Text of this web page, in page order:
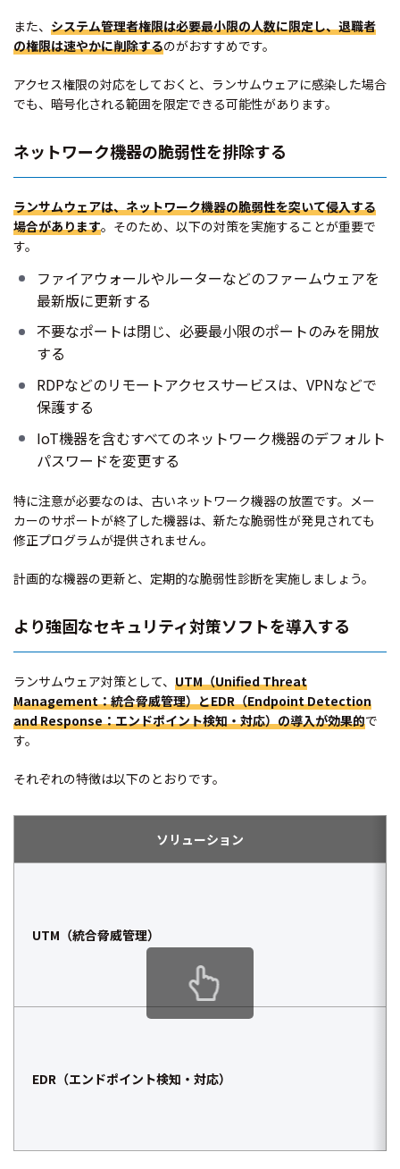
また、 システム管理者権限は必要最小限の人数に限定し、退職者
の権限は速やかに削除するのがおすすめです。
アクセス権限の対応をしておくと、ランサムウェアに感染した場合
でも、暗号化される範囲を限定できる可能性があります。
ネットワーク機器の脆弱性を排除する
ランサムウェアは、ネットワーク機器の脆弱性を突いて侵入する
場合があります。そのため、以下の対策を実施することが重要で
す。
ファイアウォールやルーターなどのファームウェアを
最新版に更新する
不要なポートは閉じ、必要最小限のポートのみを開放
する
RDPなどのリモートアクセスサービスは、VPNなどで
保護する
IoT機器を含むすべてのネットワーク機器のデフォルト
パスワードを変更する
特に注意が必要なのは、古いネットワーク機器の放置です。メー
カーのサポートが終了した機器は、新たな脆弱性が発見されても
修正プログラムが提供されません。
計画的な機器の更新と、定期的な脆弱性診断を実施しましょう。
より強固なセキュリティ対策ソフトを導入する
ランサムウェア対策として、 UTM（Unified Threat
Management：統合脅威管理）とEDR（Endpoint Detection
and Response：エンドポイント検知・対応）の導入が効果的で
す。
それぞれの特徴は以下のとおりです。
ソリューション
UTM（統合脅威管理）
EDR（エンドポイント検知・対応）